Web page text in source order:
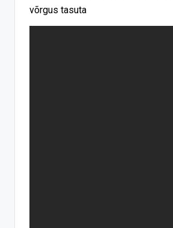
võrgus tasuta